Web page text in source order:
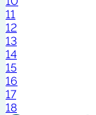
11
12
13
14
15
16
17
18